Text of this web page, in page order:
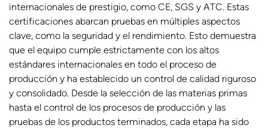
internacionales de prestigio, como CE, SGS y ATC. Estas
certificaciones abarcan pruebas en múltiples aspectos
clave, como la seguridad y el rendimiento. Esto demuestra
que el equipo cumple estrictamente con los altos
estándares internacionales en todo el proceso de
producción y ha establecido un control de calidad riguroso
y consolidado. Desde la selección de las materias primas
hasta el control de los procesos de producción y las
pruebas de los productos terminados, cada etapa ha sido